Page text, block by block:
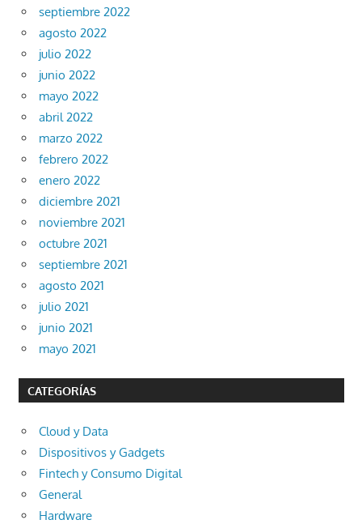
septiembre 2022
agosto 2022
julio 2022
junio 2022
mayo 2022
abril 2022
marzo 2022
febrero 2022
enero 2022
diciembre 2021
noviembre 2021
octubre 2021
septiembre 2021
agosto 2021
julio 2021
junio 2021
mayo 2021
CATEGORÍAS
Cloud y Data
Dispositivos y Gadgets
Fintech y Consumo Digital
General
Hardware